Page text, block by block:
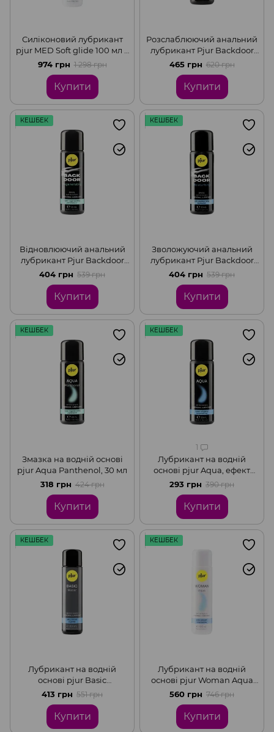
Силіконовий лубрикант
pjur MED Soft glide 100 мл з
олією жожоба для дуже
сухої та чутливої шкіри
974 грн 1 298 грн
Купити
Розслаблюючий анальний
лубрикант Pjur Backdoor
на силіконовій основі з
жожоба, 30 мл
465 грн 620 грн
Купити
КЕШБЕК
Відновлюючий анальний
лубрикант Pjur Backdoor
на водній основі, з
пантенолом та екстрактом
ромашки, 30 мл
404 грн 539 грн
Купити
КЕШБЕК
Зволожуючий анальний
лубрикант Pjur Backdoor
на водній основі з
гіалуроном, 30 мл
404 грн 539 грн
Купити
КЕШБЕК
Змазка на водній основі
pjur Aqua Panthenol, 30 мл
318 грн 424 грн
Купити
КЕШБЕК
1
Лубрикант на водній
основі pjur Aqua, ефект
оксамитової шкіри без
прилипання, 30 мл
293 грн 390 грн
Купити
КЕШБЕК
Лубрикант на водній
основі pjur Basic
waterbased, ідеальна для
новачків, найкраща ціна/
якість, 100 мл
413 грн 551 грн
Купити
КЕШБЕК
Лубрикант на водній
основі pjur Woman Aqua
для інтенсивного
ковзання, зволоження та
догляд, 100 мл
560 грн 746 грн
Купити